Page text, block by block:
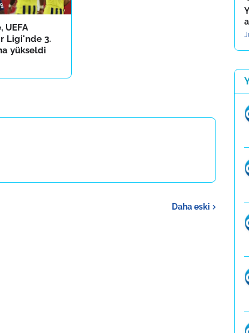
UEFA
Ligi'nde 3.
yükseldi
Daha eski